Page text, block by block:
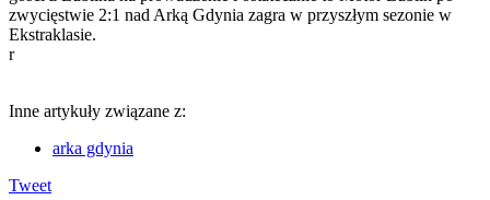
zwycięstwie 2:1 nad Arką Gdynia zagra w przyszłym sezonie w
Ekstraklasie.
r
Inne artykuły związane z:
arka gdynia
Tweet